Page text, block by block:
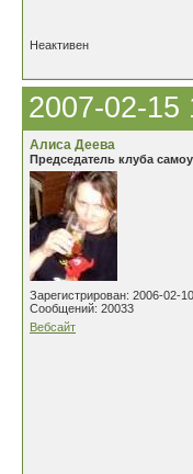
Неактивен
2007-02-15
Алиса Деева
Председатель клуба
Зарегистрирован: 2006-02-10
Сообщений: 20033
Вебсайт